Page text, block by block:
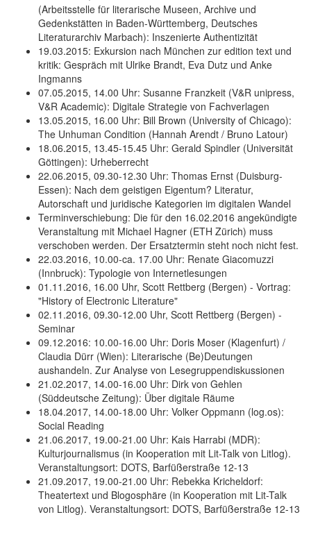
(Arbeitsstelle für literarische Museen, Archive und
Gedenkstätten in Baden-Württemberg, Deutsches
Literaturarchiv Marbach): Inszenierte Authentizität
19.03.2015: Exkursion nach München zur edition text und
kritik: Gespräch mit Ulrike Brandt, Eva Dutz und Anke
Ingmanns
07.05.2015, 14.00 Uhr: Susanne Franzkeit (V&R unipress,
V&R Academic): Digitale Strategie von Fachverlagen
13.05.2015, 16.00 Uhr: Bill Brown (University of Chicago):
The Unhuman Condition (Hannah Arendt / Bruno Latour)
18.06.2015, 13.45-15.45 Uhr: Gerald Spindler (Universität
Göttingen): Urheberrecht
22.06.2015, 09.30-12.30 Uhr: Thomas Ernst (Duisburg-
Essen): Nach dem geistigen Eigentum? Literatur,
Autorschaft und juridische Kategorien im digitalen Wandel
Terminverschiebung: Die für den 16.02.2016 angekündigte
Veranstaltung mit Michael Hagner (ETH Zürich) muss
verschoben werden. Der Ersatztermin steht noch nicht fest.
22.03.2016, 10.00-ca. 17.00 Uhr: Renate Giacomuzzi
(Innbruck): Typologie von Internetlesungen
01.11.2016, 16.00 Uhr, Scott Rettberg (Bergen) - Vortrag:
"History of Electronic Literature"
02.11.2016, 09.30-12.00 Uhr, Scott Rettberg (Bergen) -
Seminar
09.12.2016: 10.00-16.00 Uhr: Doris Moser (Klagenfurt) /
Claudia Dürr (Wien): Literarische (Be)Deutungen
aushandeln. Zur Analyse von Lesegruppendiskussionen
21.02.2017, 14.00-16.00 Uhr: Dirk von Gehlen
(Süddeutsche Zeitung): Über digitale Räume
18.04.2017, 14.00-18.00 Uhr: Volker Oppmann (log.os):
Social Reading
21.06.2017, 19.00-21.00 Uhr: Kais Harrabi (MDR):
Kulturjournalismus (in Kooperation mit Lit-Talk von Litlog).
Veranstaltungsort: DOTS, Barfüßerstraße 12-13
21.09.2017, 19.00-21.00 Uhr: Rebekka Kricheldorf:
Theatertext und Blogosphäre (in Kooperation mit Lit-Talk
von Litlog). Veranstaltungsort: DOTS, Barfüßerstraße 12-13